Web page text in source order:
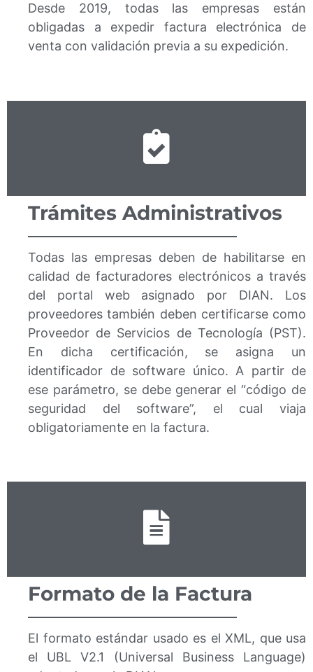
Desde 2019, todas las empresas están
obligadas a expedir factura electrónica de
venta con validación previa a su expedición.
Trámites Administrativos
Todas las empresas deben de habilitarse en
calidad de facturadores electrónicos a través
del portal web asignado por DIAN. Los
proveedores también deben certificarse como
Proveedor de Servicios de Tecnología (PST).
En dicha certificación, se asigna un
identificador de software único. A partir de
ese parámetro, se debe generar el “código de
seguridad del software”, el cual viaja
obligatoriamente en la factura.
Formato de la Factura
El formato estándar usado es el XML, que usa
el UBL V2.1 (Universal Business Language)